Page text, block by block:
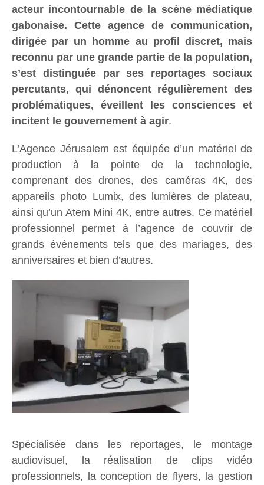
acteur incontournable de la scène médiatique
gabonaise. Cette agence de communication,
dirigée par un homme au profil discret, mais
reconnu par une grande partie de la population,
s’est distinguée par ses reportages sociaux
percutants, qui dénoncent régulièrement des
problématiques, éveillent les consciences et
incitent le gouvernement à agir.
L’Agence Jérusalem est équipée d’un matériel de
production à la pointe de la technologie,
comprenant des drones, des caméras 4K, des
appareils photo Lumix, des lumières de plateau,
ainsi qu’un Atem Mini 4K, entre autres. Ce matériel
professionnel permet à l’agence de couvrir de
grands événements tels que des mariages, des
anniversaires et bien d’autres.
Spécialisée dans les reportages, le montage
audiovisuel, la réalisation de clips vidéo
professionnels, la conception de flyers, la gestion